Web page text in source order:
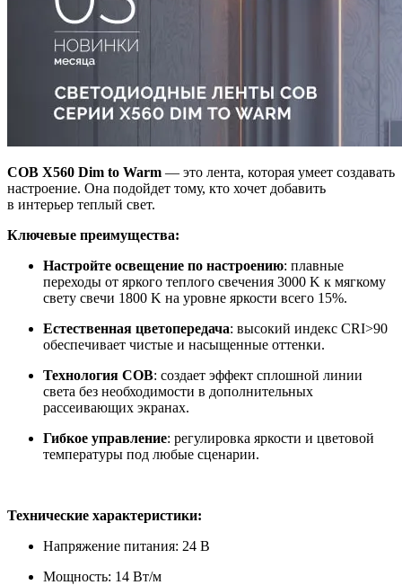
COB X560 Dim to Warm — это лента, которая умеет создавать
настроение. Она подойдет тому, кто хочет добавить
в интерьер теплый свет.
Ключевые преимущества:
Настройте освещение по настроению: плавные
переходы от яркого теплого свечения 3000 K к мягкому
свету свечи 1800 K на уровне яркости всего 15%.
Естественная цветопередача: высокий индекс CRI>90
обеспечивает чистые и насыщенные оттенки.
Технология COB: создает эффект сплошной линии
света без необходимости в дополнительных
рассеивающих экранах.
Гибкое управление: регулировка яркости и цветовой
температуры под любые сценарии.
Технические характеристики:
Напряжение питания: 24 В
Мощность: 14 Вт/м